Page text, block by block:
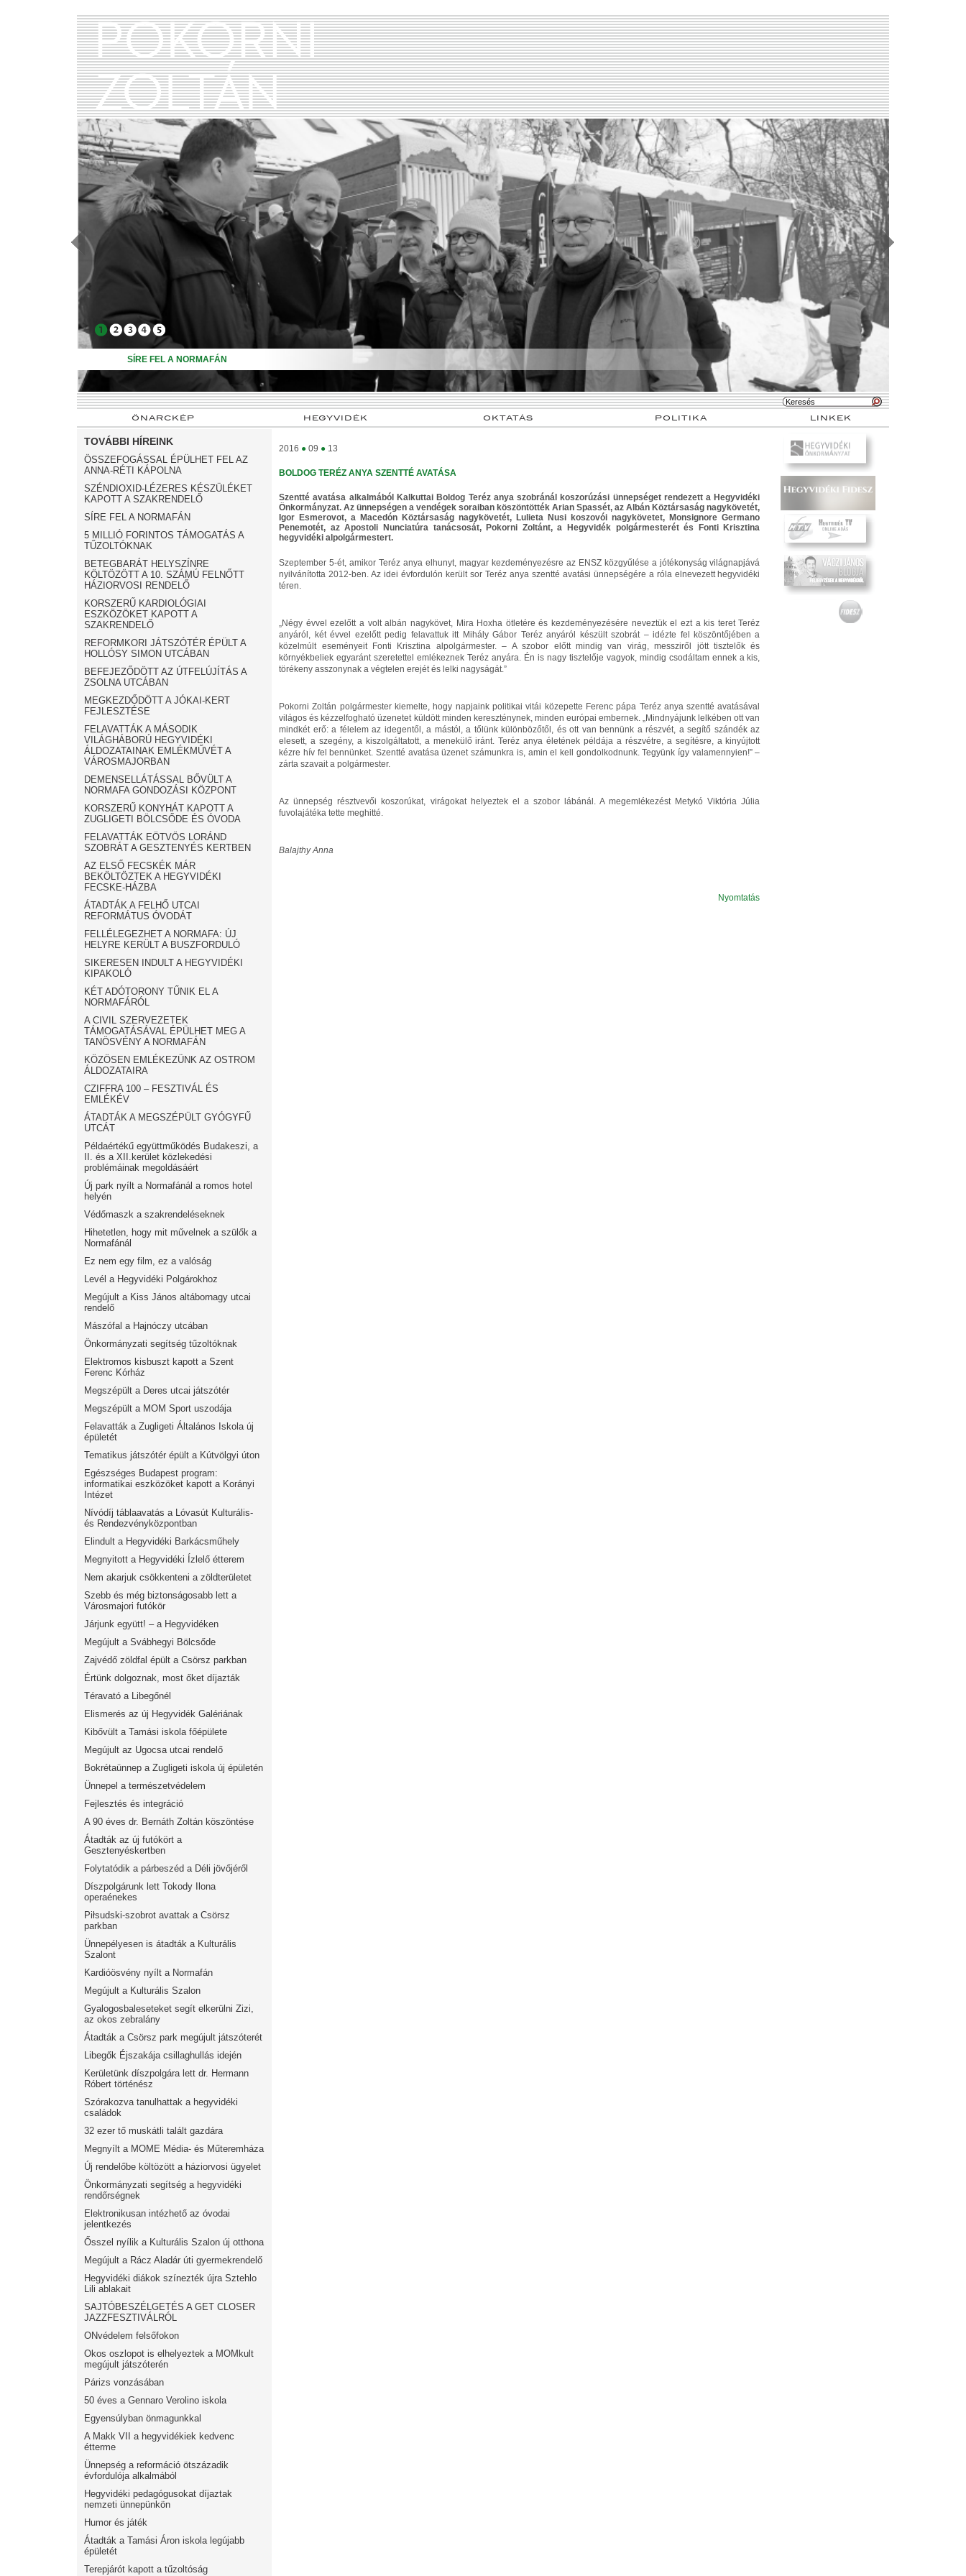
SÍRE FEL A NORMAFÁN
➎
ÖNARCKÉP HEGYVIDÉK OKTATÁS POLITIKA LINKEK
TOVÁBBI HÍREINK
ÖSSZEFOGÁSSAL ÉPÜLHET FEL AZ
ANNA-RÉTI KÁPOLNA
SZÉNDIOXID-LÉZERES KÉSZÜLÉKET
KAPOTT A SZAKRENDELŐ
SÍRE FEL A NORMAFÁN
5 MILLIÓ FORINTOS TÁMOGATÁS A
TŰZOLTÓKNAK
BETEGBARÁT HELYSZÍNRE
KÖLTÖZÖTT A 10. SZÁMÚ FELNŐTT
HÁZIORVOSI RENDELŐ
KORSZERŰ KARDIOLÓGIAI
ESZKÖZÖKET KAPOTT A
SZAKRENDELŐ
REFORMKORI JÁTSZÓTÉR ÉPÜLT A
HOLLÓSY SIMON UTCÁBAN
BEFEJEZŐDÖTT AZ ÚTFELÚJÍTÁS A
ZSOLNA UTCÁBAN
MEGKEZDŐDÖTT A JÓKAI-KERT
FEJLESZTÉSE
FELAVATTÁK A MÁSODIK
VILÁGHÁBORÚ HEGYVIDÉKI
ÁLDOZATAINAK EMLÉKMŰVÉT A
VÁROSMAJORBAN
DEMENSELLÁTÁSSAL BŐVÜLT A
NORMAFA GONDOZÁSI KÖZPONT
KORSZERŰ KONYHÁT KAPOTT A
ZUGLIGETI BÖLCSŐDE ÉS ÓVODA
FELAVATTÁK EÖTVÖS LORÁND
SZOBRÁT A GESZTENYÉS KERTBEN
AZ ELSŐ FECSKÉK MÁR
BEKÖLTÖZTEK A HEGYVIDÉKI
FECSKE-HÁZBA
ÁTADTÁK A FELHŐ UTCAI
REFORMÁTUS ÓVODÁT
FELLÉLEGEZHET A NORMAFA: ÚJ
HELYRE KERÜLT A BUSZFORDULÓ
SIKERESEN INDULT A HEGYVIDÉKI
KIPAKOLÓ
KÉT ADÓTORONY TŰNIK EL A
NORMAFÁRÓL
A CIVIL SZERVEZETEK
TÁMOGATÁSÁVAL ÉPÜLHET MEG A
TANÖSVÉNY A NORMAFÁN
KÖZÖSEN EMLÉKEZÜNK AZ OSTROM
ÁLDOZATAIRA
CZIFFRA 100 – FESZTIVÁL ÉS
EMLÉKÉV
ÁTADTÁK A MEGSZÉPÜLT GYÓGYFŰ
UTCÁT
Példaértékű együttműködés Budakeszi, a
II. és a XII.kerület közlekedési
problémáinak megoldásáért
Új park nyílt a Normafánál a romos hotel
helyén
Védőmaszk a szakrendeléseknek
Hihetetlen, hogy mit művelnek a szülők a
Normafánál
Ez nem egy film, ez a valóság
Levél a Hegyvidéki Polgárokhoz
Megújult a Kiss János altábornagy utcai
rendelő
Mászófal a Hajnóczy utcában
Önkormányzati segítség tűzoltóknak
Elektromos kisbuszt kapott a Szent
Ferenc Kórház
Megszépült a Deres utcai játszótér
Megszépült a MOM Sport uszodája
Felavatták a Zugligeti Általános Iskola új
épületét
Tematikus játszótér épült a Kútvölgyi úton
Egészséges Budapest program:
informatikai eszközöket kapott a Korányi
Intézet
Nívódíj táblaavatás a Lóvasút Kulturális-
és Rendezvényközpontban
Elindult a Hegyvidéki Barkácsműhely
Megnyitott a Hegyvidéki Ízlelő étterem
Nem akarjuk csökkenteni a zöldterületet
Szebb és még biztonságosabb lett a
Városmajori futókör
Járjunk együtt! – a Hegyvidéken
Megújult a Svábhegyi Bölcsőde
Zajvédő zöldfal épült a Csörsz parkban
Értünk dolgoznak, most őket díjazták
Téravató a Libegőnél
Elismerés az új Hegyvidék Galériának
Kibővült a Tamási iskola főépülete
Megújult az Ugocsa utcai rendelő
Bokrétaünnep a Zugligeti iskola új épületén
Ünnepel a természetvédelem
Fejlesztés és integráció
A 90 éves dr. Bernáth Zoltán köszöntése
Átadták az új futókört a
Gesztenyéskertben
Folytatódik a párbeszéd a Déli jövőjéről
Díszpolgárunk lett Tokody Ilona
operaénekes
Piłsudski-szobrot avattak a Csörsz
parkban
Ünnepélyesen is átadták a Kulturális
Szalont
Kardióösvény nyílt a Normafán
Megújult a Kulturális Szalon
Gyalogosbaleseteket segít elkerülni Zizi,
az okos zebralány
Átadták a Csörsz park megújult játszóterét
Libegők Éjszakája csillaghullás idején
Kerületünk díszpolgára lett dr. Hermann
Róbert történész
Szórakozva tanulhattak a hegyvidéki
családok
32 ezer tő muskátli talált gazdára
Megnyílt a MOME Média- és Műteremháza
Új rendelőbe költözött a háziorvosi ügyelet
Önkormányzati segítség a hegyvidéki
rendőrségnek
Elektronikusan intézhető az óvodai
jelentkezés
Ősszel nyílik a Kulturális Szalon új otthona
Megújult a Rácz Aladár úti gyermekrendelő
Hegyvidéki diákok színezték újra Sztehlo
Lili ablakait
SAJTÓBESZÉLGETÉS A GET CLOSER
JAZZFESZTIVÁLRÓL
ONvédelem felsőfokon
Okos oszlopot is elhelyeztek a MOMkult
megújult játszóterén
Párizs vonzásában
50 éves a Gennaro Verolino iskola
Egyensúlyban önmagunkkal
A Makk VII a hegyvidékiek kedvenc
étterme
Ünnepség a reformáció ötszázadik
évfordulója alkalmából
Hegyvidéki pedagógusokat díjaztak
nemzeti ünnepünkön
Humor és játék
Átadták a Tamási Áron iskola legújabb
épületét
Terepjárót kapott a tűzoltóság
2016 ● 09 ● 13
BOLDOG TERÉZ ANYA SZENTTÉ AVATÁSA
Szentté avatása alkalmából Kalkuttai Boldog Teréz anya szobránál koszorúzási ünnepséget rendezett a Hegyvidéki
Önkormányzat. Az ünnepségen a vendégek soraiban köszöntötték Arian Spassét, az Albán Köztársaság nagykövetét,
Igor Esmerovot, a Macedón Köztársaság nagykövetét, Lulieta Nusi koszovói nagykövetet, Monsignore Germano
Penemotét, az Apostoli Nunciatúra tanácsosát, Pokorni Zoltánt, a Hegyvidék polgármesterét és Fonti Krisztina
hegyvidéki alpolgármestert.
Szeptember 5-ét, amikor Teréz anya elhunyt, magyar kezdeményezésre az ENSZ közgyűlése a jótékonyság világnapjává
nyilvánította 2012-ben. Az idei évfordulón került sor Teréz anya szentté avatási ünnepségére a róla elnevezett hegyvidéki
téren.
„Négy évvel ezelőtt a volt albán nagykövet, Mira Hoxha ötletére és kezdeményezésére neveztük el ezt a kis teret Teréz
anyáról, két évvel ezelőtt pedig felavattuk itt Mihály Gábor Teréz anyáról készült szobrát – idézte fel köszöntőjében a
közelmúlt eseményeit Fonti Krisztina alpolgármester. – A szobor előtt mindig van virág, messziről jött tisztelők és
környékbeliek egyaránt szeretettel emlékeznek Teréz anyára. Én is nagy tisztelője vagyok, mindig csodáltam ennek a kis,
törékeny asszonynak a végtelen erejét és lelki nagyságát.”
Pokorni Zoltán polgármester kiemelte, hogy napjaink politikai vitái közepette Ferenc pápa Teréz anya szentté avatásával
világos és kézzelfogható üzenetet küldött minden kereszténynek, minden európai embernek. „Mindnyájunk lelkében ott van
mindkét erő: a félelem az idegentől, a mástól, a tőlünk különbözőtől, és ott van bennünk a részvét, a segítő szándék az
elesett, a szegény, a kiszolgáltatott, a menekülő iránt. Teréz anya életének példája a részvétre, a segítésre, a kinyújtott
kézre hív fel bennünket. Szentté avatása üzenet számunkra is, amin el kell gondolkodnunk. Tegyünk így valamennyien!” –
zárta szavait a polgármester.
Az ünnepség résztvevői koszorúkat, virágokat helyeztek el a szobor lábánál. A megemlékezést Metykó Viktória Júlia
fuvolajátéka tette meghitté.
Balajthy Anna
Nyomtatás